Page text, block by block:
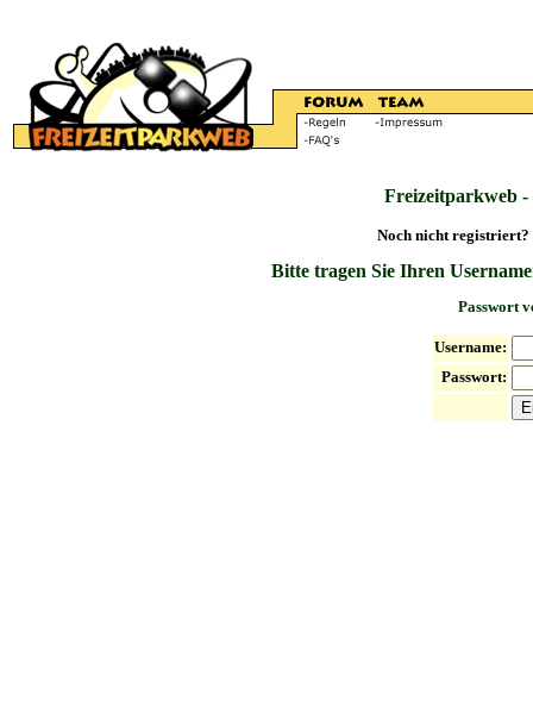
Freizeitparkweb
Noch nicht registriert?
Bitte tragen Sie Ihren
Passwort
Username:
Passwort: